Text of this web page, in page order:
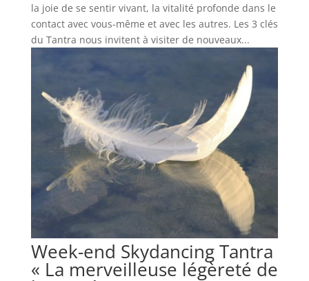
la joie de se sentir vivant, la vitalité profonde dans le
contact avec vous-même et avec les autres. Les 3 clés
du Tantra nous invitent à visiter de nouveaux...
Week-end Skydancing Tantra
« La merveilleuse légèreté de